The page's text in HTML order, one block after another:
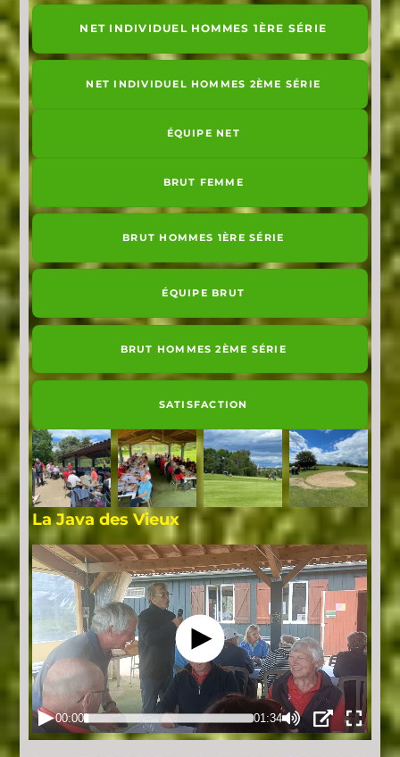
NET INDIVIDUEL HOMMES 1ÈRE SÉRIE
NET INDIVIDUEL HOMMES 2ÈME SÉRIE
ÉQUIPE NET
BRUT FEMME
BRUT HOMMES 1ÈRE SÉRIE
ÉQUIPE BRUT
BRUT HOMMES 2ÈME SÉRIE
SATISFACTION
La Java des Vieux